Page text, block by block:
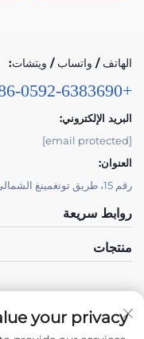
الهاتف / واتساب / ويتشات:
+86-0592-6383690
البريد الإلكتروني:
[email protected]
العنوان:
رقم 15، طريق تونغمينغ الشمالي، شيامين، فوجيان، الصين
روابط سريعة
منتجات
your privacy